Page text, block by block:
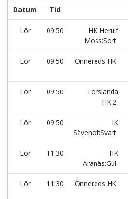
Datum Tid
Lör 09:50
HK Herulf
Moss:Sort
Lör 09:50 Önnereds HK
Lör 09:50
Torslanda
HK:2
Lör 09:50
IK
Sävehof:Svart
Lör 11:30
HK
Aranäs:Gul
Lör 11:30 Önnereds HK